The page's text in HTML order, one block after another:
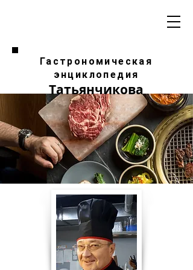
Гастрономическая
энциклопедия
Татьянчикова